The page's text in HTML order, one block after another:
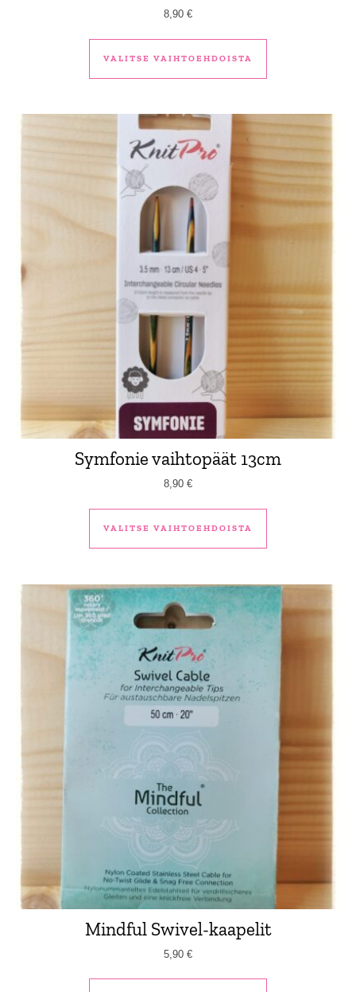
8,90 €
VALITSE VAIHTOEHDOISTA
Tällä tuotteella
Symfonie vaihtopäät 13cm
8,90 €
VALITSE VAIHTOEHDOISTA
Tällä tuotteella
Mindful Swivel-kaapelit
5,90 €
Tällä tuotteella